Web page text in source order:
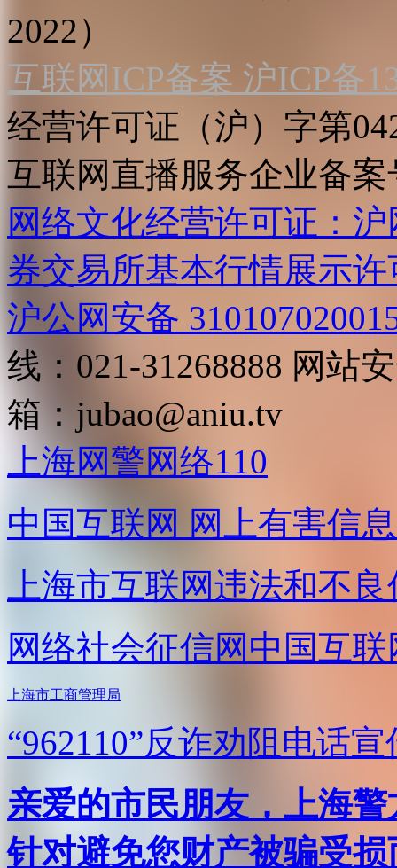
2022）
互联网ICP备案 沪ICP备
经营许可证（沪）字第
互联网直播服务企业备案
网络文化经营许可证：
券交易所基本行情展示许
沪公网安备
线：021-31268888 网站
箱： jubao@aniu.tv
上海网警网络110
中国互联网 网上有害信
上海市互联网违法和不
网络社会征信网 中国互
上海市工商管理局
“962110”反诈劝阻电话宣
亲爱的市民朋友，上海
针对避免您财产被骗受